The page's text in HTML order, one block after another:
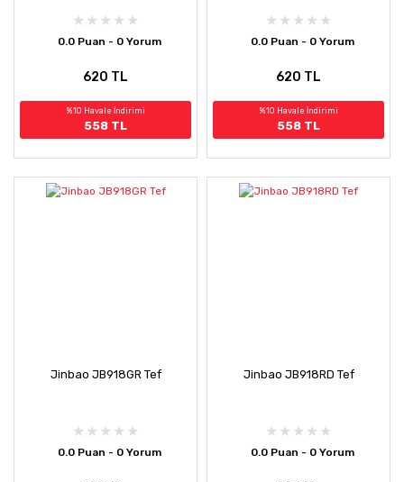
0.0 Puan - 0 Yorum
620 TL
%10 Havale İndirimi
558 TL
0.0 Puan - 0 Yorum
620 TL
%10 Havale İndirimi
558 TL
Jinbao JB918GR Tef
0.0 Puan - 0 Yorum
Jinbao JB918RD Tef
0.0 Puan - 0 Yorum